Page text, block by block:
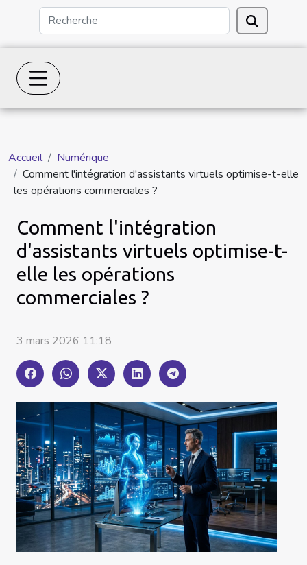
Accueil
Numérique
Comment l'intégration d'assistants virtuels optimise-t-elle
les opérations commerciales ?
Comment l'intégration
d'assistants virtuels optimise-t-
elle les opérations
commerciales ?
3 mars 2026 11:18